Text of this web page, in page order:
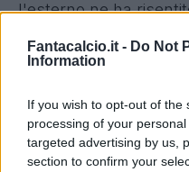
Fantacalcio.it - Do Not
Information
If you wish to opt-out of
processing of your
targeted advertising by us,
section to confirm your
l'esterno ne ha
diventato il titolare
partita, manca
le prime due annate